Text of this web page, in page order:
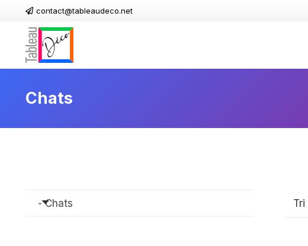
contact@tableaudeco.net
Chats
- Chats